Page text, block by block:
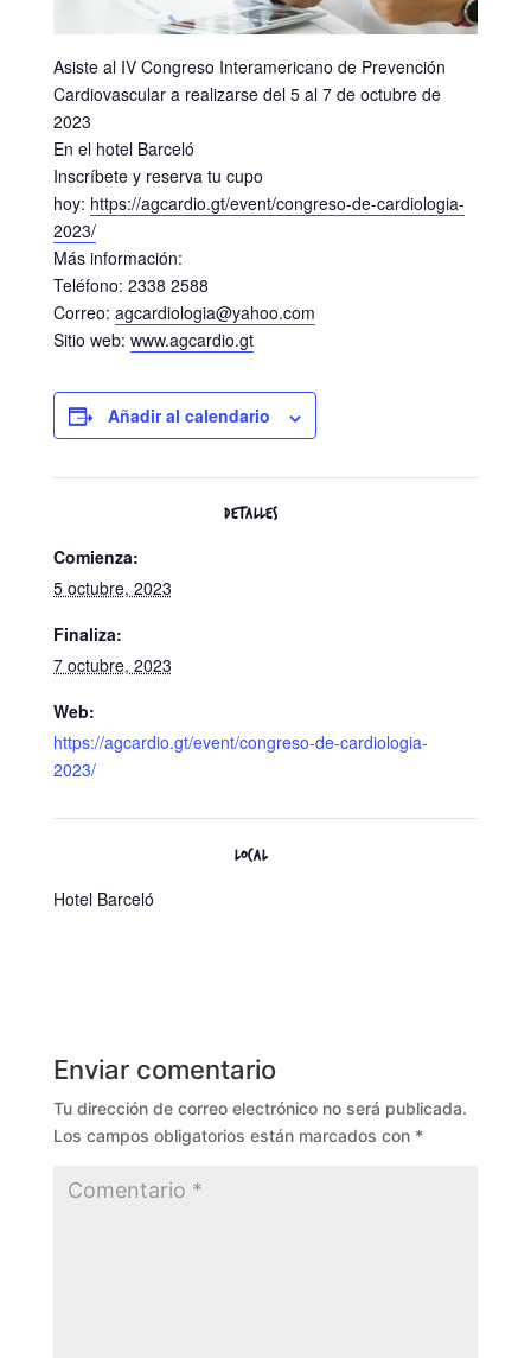
Asiste al IV Congreso Interamericano de Prevención
Cardiovascular a realizarse del 5 al 7 de octubre de
2023
En el hotel Barceló
Inscríbete y reserva tu cupo
hoy: https://agcardio.gt/event/congreso-de-cardiologia-
2023/
Más información:
Teléfono: 2338 2588
Correo: agcardiologia@yahoo.com
Sitio web: www.agcardio.gt
Añadir al calendario
DETALLES
Comienza:
5 octubre, 2023
Finaliza:
7 octubre, 2023
Web:
https://agcardio.gt/event/congreso-de-cardiologia-
2023/
LOCAL
Hotel Barceló
Enviar comentario
Tu dirección de correo electrónico no será publicada.
Los campos obligatorios están marcados con *